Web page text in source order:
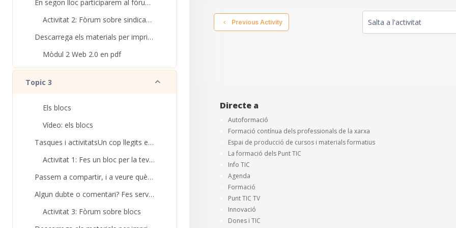
En segon lloc participarem al fòrum comentant que ...
Activitat 2: Fòrum sobre sindicació
Descarrega els materials per imprimir Aquí pots d...
Mòdul 2 Web 2.0 en pdf
Topic 3 Redueix
Els blocs
Vídeo: els blocs
Tasques i activitatsUn cop llegits els materials...
Activitat 1: Fes un bloc per la teva biblioteca amb Blogger
Passem a compartir, i a veure què han fet els com...
Algun dubte o comentari? Fes servir el fòrum!
Activitat 3: Fòrum sobre blocs
  Previous Activity
Salta a l'activitat
Directe a
Autoformació
Formació contínua dels professionals de la xarxa
Espai de producció de cursos i materials formatius
La formació dels Punt TIC
Info TIC
Agenda
Formació
Punt TIC TV
Innovació
Dones i TIC